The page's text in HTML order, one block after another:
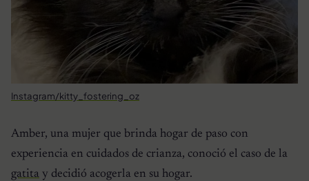
Instagram/kitty_fostering_oz
Amber, una mujer que brinda hogar de paso con
experiencia en cuidados de crianza, conoció el caso de la
gatita y decidió acogerla en su hogar.